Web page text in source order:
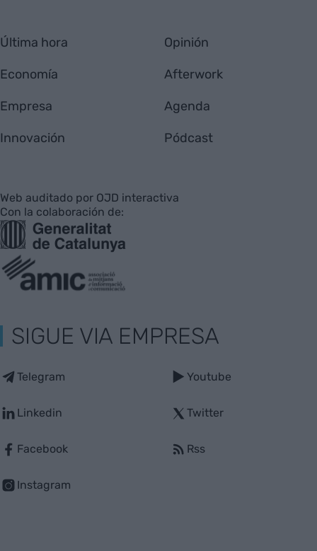
Última hora
Economía
Empresa
Innovación
Opinión
Afterwork
Agenda
Pódcast
Web auditado por OJD interactiva
Con la colaboración de:
SIGUE VIA EMPRESA
Telegram
Linkedin
Facebook
Instagram
Youtube
Twitter
Rss